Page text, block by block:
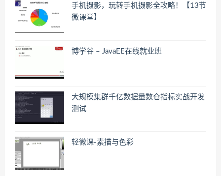
手机摄影，玩转手机摄影全攻略！【13节
微课堂】
博学谷 – JavaEE在线就业班
大规模集群千亿数据量数仓指标实战开发
测试
轻微课-素描与色彩